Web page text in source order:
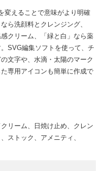
変えることで意味がより明確
ら洗顔料とクレンジング、
クリーム、「緑と白」なら薬
SVG編集ソフトを使って、チ
文字や、水滴・太陽のマーク
専用アイコンも簡単に作成で
リーム、日焼け止め、クレン
ストック、アメニティ、